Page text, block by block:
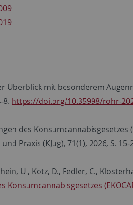
Überblick mit besonderem
8. https://doi.org/10.35998/rohr-
des
Praxis (KJug), 71(1), 2026, S. 15-
U., Kotz, D., Fedler, C.,
Konsumcannabisgesetzes